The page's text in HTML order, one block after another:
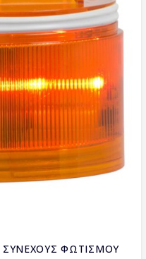
ΣΥΝΕΧΟΥΣ ΦΩΤΙΣΜΟΥ